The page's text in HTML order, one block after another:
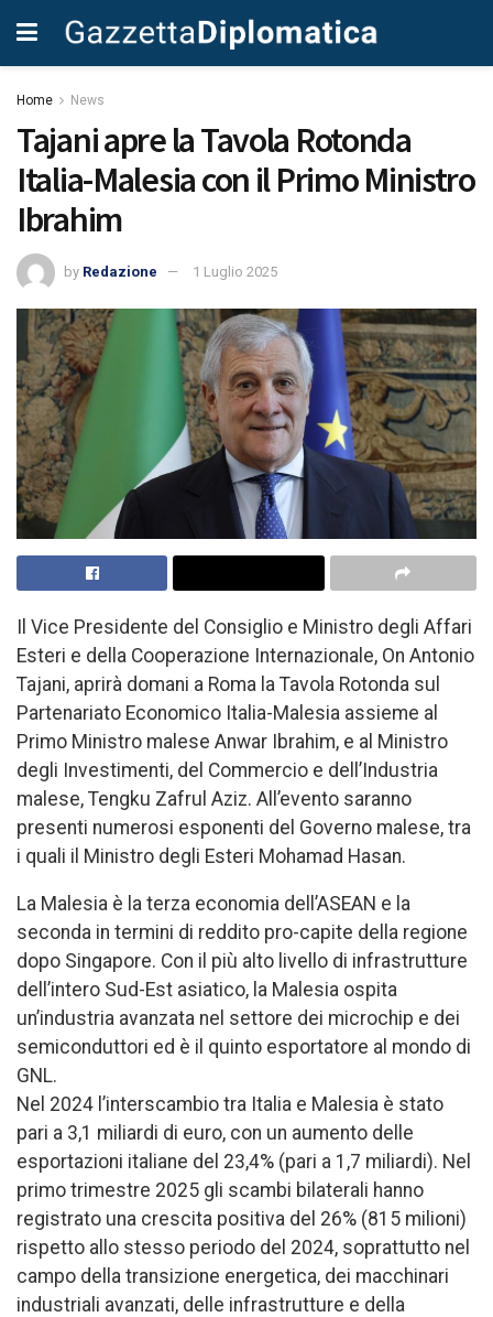
Home News
Tajani apre la Tavola Rotonda
Italia-Malesia con il Primo Ministro
Ibrahim
by Redazione 1 Luglio 2025
Il Vice Presidente del Consiglio e Ministro degli Affari
Esteri e della Cooperazione Internazionale, On Antonio
Tajani, aprirà domani a Roma la Tavola Rotonda sul
Partenariato Economico Italia-Malesia assieme al
Primo Ministro malese Anwar Ibrahim, e al Ministro
degli Investimenti, del Commercio e dell’Industria
malese, Tengku Zafrul Aziz. All’evento saranno
presenti numerosi esponenti del Governo malese, tra
i quali il Ministro degli Esteri Mohamad Hasan.
La Malesia è la terza economia dell’ASEAN e la
seconda in termini di reddito pro-capite della regione
dopo Singapore. Con il più alto livello di infrastrutture
dell’intero Sud-Est asiatico, la Malesia ospita
un’industria avanzata nel settore dei microchip e dei
semiconduttori ed è il quinto esportatore al mondo di
GNL.
Nel 2024 l’interscambio tra Italia e Malesia è stato
pari a 3,1 miliardi di euro, con un aumento delle
esportazioni italiane del 23,4% (pari a 1,7 miliardi). Nel
primo trimestre 2025 gli scambi bilaterali hanno
registrato una crescita positiva del 26% (815 milioni)
rispetto allo stesso periodo del 2024, soprattutto nel
campo della transizione energetica, dei macchinari
industriali avanzati, delle infrastrutture e della